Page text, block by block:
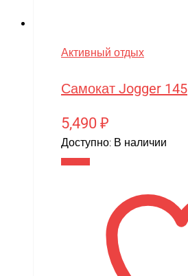
Активный отдых
Самокат Jogger 145
5,490 ₽
Доступно: В наличии